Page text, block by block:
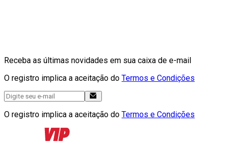
Receba as últimas novidades em sua caixa de e-mail
O registro implica a aceitação do Termos e Condições
O registro implica a aceitação do Termos e Condições